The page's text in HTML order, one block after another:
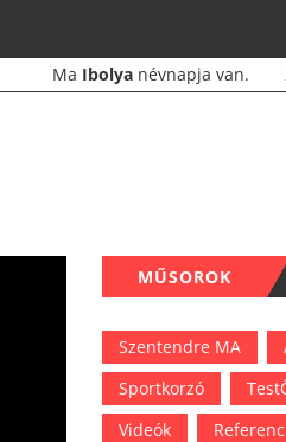
Ma Ibolya névnapja van.
MŰSOROK
Szentendre MA
Sportkorzó
Videók